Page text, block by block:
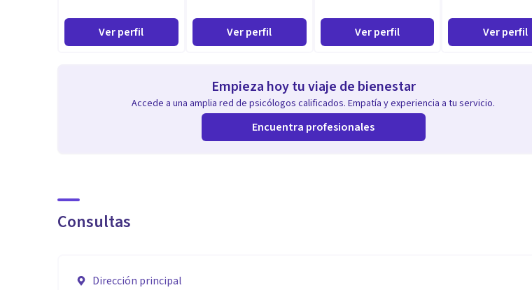
Ver perfil Ver perfil Ver perfil Ver perfil
Empieza hoy tu viaje de bienestar
Accede a una amplia red de psicólogos calificados. Empatía y experiencia a tu servicio.
Encuentra profesionales
Consultas
Dirección principal